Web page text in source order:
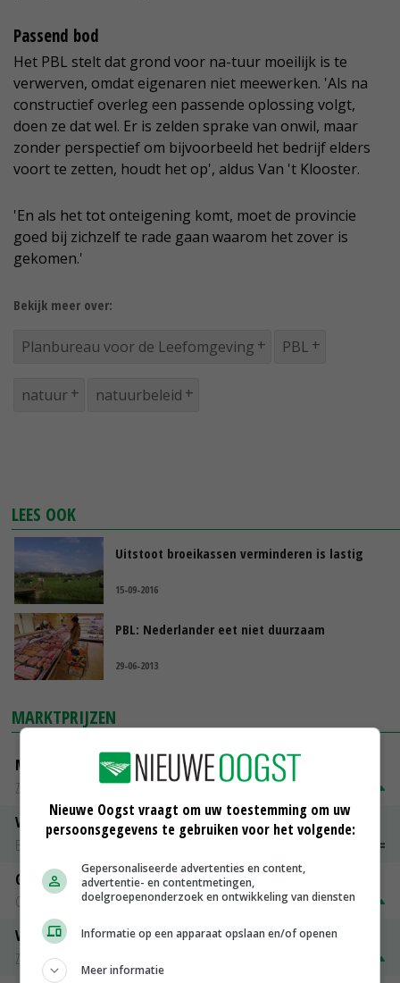
Passend bod
Het PBL stelt dat grond voor na-tuur moeilijk is te
verwerven, omdat eigenaren niet meewerken. 'Als na
constructief overleg een passende oplossing volgt,
doen ze dat wel. Er is zelden sprake van onwil, maar
zonder perspectief om bijvoorbeeld het bedrijf elders
voort te zetten, houdt het op', aldus Van 't Klooster.
'En als het tot onteigening komt, moet de provincie
goed bij zichzelf te rade gaan waarom het zover is
gekomen.'
Bekijk meer over:
Planbureau voor de Leefomgeving PBL
natuur natuurbeleid
LEES OOK
Uitstoot broeikassen verminderen is lastig
15-09-2016
PBL: Nederlander eet niet duurzaam
29-06-2013
MARKTPRIJZEN
Magere melkpoeder
Zuivel NL
€ 269,00
Vleeskuikens 2001-2600 gr
Barneveld
Gerst
Groningen
€ 197,00 € 2,00
Volle melkpoeder
Zuivel NL
Nieuwe Oogst vraagt om uw toestemming om uw
persoonsgegevens te gebruiken voor het volgende:
Gepersonaliseerde advertenties en content,
advertentie- en contentmetingen,
doelgroepenonderzoek en ontwikkeling van diensten
Informatie op een apparaat opslaan en/of openen
Meer informatie